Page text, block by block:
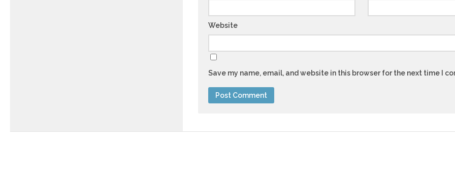
Website
Save my name, email, and website in this browser for the next time I